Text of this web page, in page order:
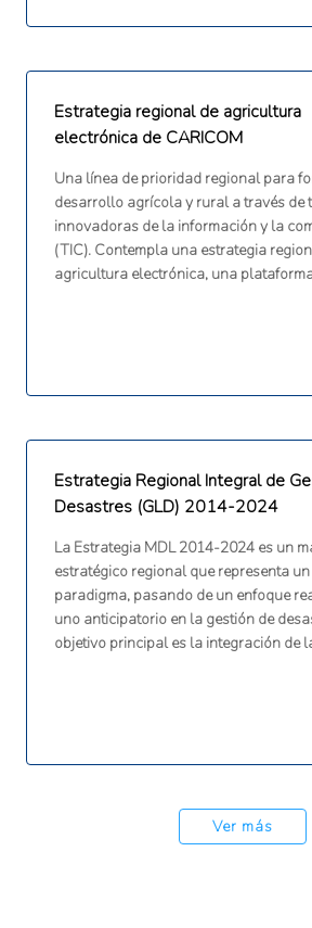
Estrategia regional de agricultura
electrónica de CARICOM
Una línea de prioridad regional para
desarrollo agrícola y rural a través de
innovadoras de la información y la
(TIC). Contempla una estrategia
agricultura electrónica, una
inteligente.
Estrategia Regional Integral de
Desastres (GLD) 2014-2024
La Estrategia MDL 2014-2024 es un
estratégico regional que representa
paradigma, pasando de un enfoque
uno anticipatorio en la gestión de
objetivo principal es la integración de
fases del ciclo de desastres:
Ver más